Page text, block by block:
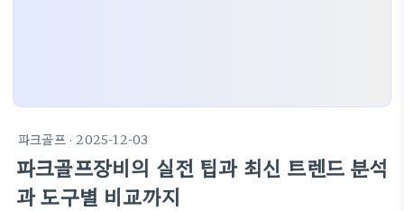
파크골프· 2025-12-03
파크골프장비의 실전 팁과 최신 트렌드 분석
과 도구별 비교까지